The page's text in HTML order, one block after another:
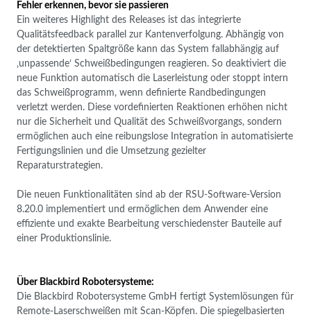
Fehler erkennen, bevor sie passieren
Ein weiteres Highlight des Releases ist das integrierte
Qualitätsfeedback parallel zur Kantenverfolgung. Abhängig von
der detektierten Spaltgröße kann das System fallabhängig auf
‚unpassende‘ Schweißbedingungen reagieren. So deaktiviert die
neue Funktion automatisch die Laserleistung oder stoppt intern
das Schweißprogramm, wenn definierte Randbedingungen
verletzt werden. Diese vordefinierten Reaktionen erhöhen nicht
nur die Sicherheit und Qualität des Schweißvorgangs, sondern
ermöglichen auch eine reibungslose Integration in automatisierte
Fertigungslinien und die Umsetzung gezielter
Reparaturstrategien.
Die neuen Funktionalitäten sind ab der RSU-Software-Version
8.20.0 implementiert und ermöglichen dem Anwender eine
effiziente und exakte Bearbeitung verschiedenster Bauteile auf
einer Produktionslinie.
Über Blackbird Robotersysteme:
Die Blackbird Robotersysteme GmbH fertigt Systemlösungen für
Remote-Laserschweißen mit Scan-Köpfen. Die spiegelbasierten